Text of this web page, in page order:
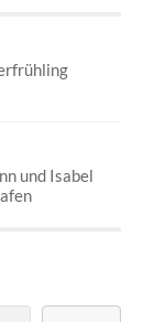
und Isabel